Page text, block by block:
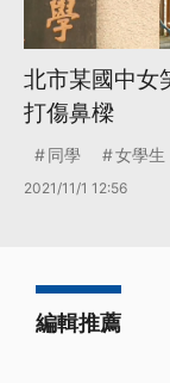
北市某國中女
打傷鼻樑
同學 女學生
2021/11/1 12:56
編輯推薦